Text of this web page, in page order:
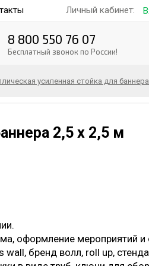
Личный кабинет:
8 800 550 76 07
Бесплатный звонок по России!
усиленная стойка для баннера
2,5 х 2,5 м
оформление мероприятий и
бренд волл, roll up,